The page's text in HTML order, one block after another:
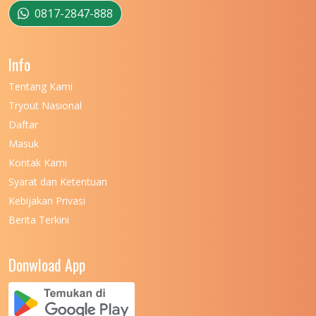
UNIVERSITAS MUSAMUS
UNIVERSITAS NEGERI KHAIRUN
UNIVERSITAS NEGERI MANADO
UNIVERSITAS NEGERI MEDAN
UNIVERSITAS NEGERI PADANG
UNIVERSITAS NUSA CENDANA
UNIVERSITAS PADJADJARAN
0817-2847-888
Info
Tentang Kami
Tryout Nasional
Daftar
Masuk
Kontak Kami
Syarat dan Ketentuan
Kebijakan Privasi
Berita Terkini
Donwload App